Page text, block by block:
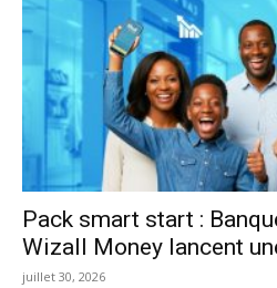
Pack smart start :
Wizall Money lancent
juillet 30, 2026